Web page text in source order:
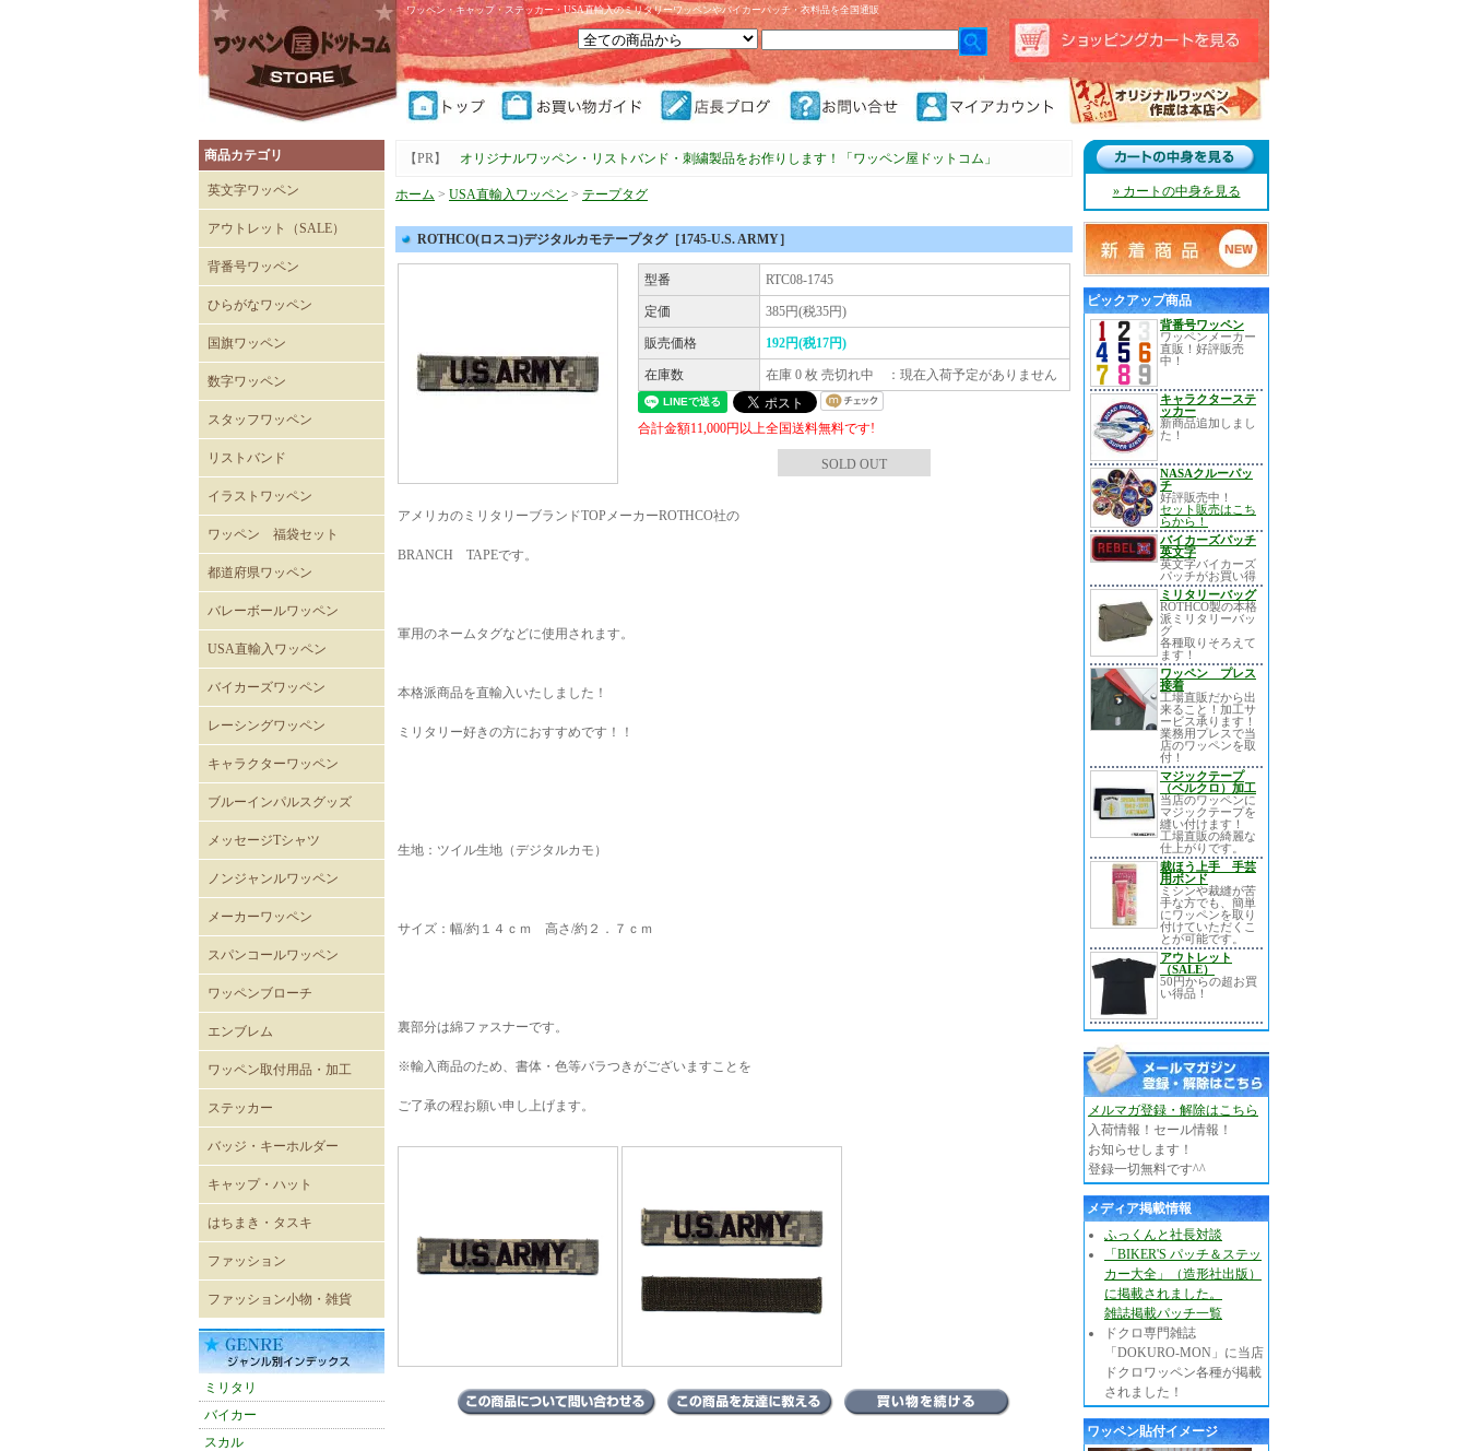
ワッペン・キャップ・ステッカー・USA直輸入のミリタリーワッペンやバイカーパッチ・衣料品を全国通販
商品カテゴリ
英文字ワッペン
アウトレット（SALE）
Tシャツ
キャップ
背番号ワッペン
ひらがなワッペン
国旗ワッペン
数字ワッペン
スタッフワッペン
ン
ン
リストバンド
イラストワッペン
ワッペン 福袋セット
都道府県ワッペン
バレーボールワッペン
バレーボール
USA直輸入ワッペン
ROTHCOミリタリーワッペ
ミリタリーワッペン
階級章ワッペン
テープタグ
スカルワッペン
バイカーワッペン
警察･消防ワッペン
徽章ワッペン
スラングワッペン
国旗ワッペン
アニマルワッペン
バラエティーワッペン
NASAクルーパッチ
バイカーズワッペン
イズ
レーシングワッペン
キャラクターワッペン
スヌーピー
ディズニー
ムーミン
くまのがっこう
ROAD RUNNER ワッペン
CLAY SMITH
FELIX
トムとジェリー
バットマン
スーパーマン
トゥイーティー
スターウォーズ
スパイダーマン
マーベル・コミック
RATFINK
ミッフィー
デッドベア
NHKはなかっぱ
ともだち8にん
カピバラさん
セサミストリート
NHKみいつけた
ウサビッチ
パラッパラッパー
鉄腕アトム
ハッピーツリーフレンズ
ガーフィールド
ブルーインパルスグッズ
メッセージTシャツ
ノンジャンルワッペン
メーカーワッペン
スパンコールワッペン
ワッペンブローチ
エンブレム
既成ワッペン エンブレム
ワッペン取付用品・加工
ステッカー
レーシングステッカー
バイカーステッカー
ミリタリーステッカー
ヴィンテージ風ステッカー
キャラクターステッカー
ウォールステッカー
バッジ・キーホルダー
USA直輸入ピンバッジ
キーホルダー
ジッパープル
キーケース
パスケース
キャップ・ハット
キャップ
ON-FIELD SHAPE〕
はちまき・タスキ
ファッション
無地Tシャツ・タンクトップ
プリントTシャツ
トレーナー・パーカー
ウィンドブレーカー
ジャンパー・コート
ファッション小物・雑貨
雑貨
ネックウォーマー
マグカップ
ミリタリーバッグ他
トートバッグ
バンダナ
タオル
防災グッズ
雑誌
アメリカン雑貨
スマホグッズ
ミリタリ
バイカー
スカル
【PR】 オリジナルワッペン・リストバンド・刺繍製品をお作りします！「ワッペン屋ドットコム」
ホーム > USA直輸入ワッペン > テープタグ
ROTHCO(ロスコ)デジタルカモテープタグ［1745-U.S. ARMY］
型番 RTC08-1745
定価 385円(税35円)
販売価格 192円(税17円)
在庫数 在庫 0 枚 売切れ中 ：現在入荷予定がありません
合計金額11,000円以上全国送料無料です!
SOLD OUT
アメリカのミリタリーブランドTOPメーカーROTHCO社の
BRANCH TAPEです。
軍用のネームタグなどに使用されます。
本格派商品を直輸入いたしました！
ミリタリー好きの方におすすめです！！
生地：ツイル生地（デジタルカモ）
サイズ：幅/約１４ｃｍ 高さ/約２．７ｃｍ
裏部分は綿ファスナーです。
※輸入商品のため、書体・色等バラつきがございますことを
ご了承の程お願い申し上げます。
» カートの中身を見る
ピックアップ商品
背番号ワッペン
ワッペンメーカー
直販！好評販売
中！
キャラクターステ
ッカー
新商品追加しまし
た！
NASAクルーパッ
チ
好評販売中！
セット販売はこち
らから！
バイカーズパッチ
英文字
英文字バイカーズ
パッチがお買い得
ミリタリーバッグ
ROTHCO製の本格
派ミリタリーバッ
グ
各種取りそろえて
ます！
ワッペン プレス
接着
工場直販だから出
来ること！加工サ
ービス承ります！
業務用プレスで当
店のワッペンを取
付！
マジックテープ
（ベルクロ）加工
当店のワッペンに
マジックテープを
縫い付けます！
工場直販の綺麗な
仕上がりです。
裁ほう上手 手芸
用ボンド
ミシンや裁縫が苦
手な方でも、簡単
にワッペンを取り
付けていただくこ
とが可能です。
アウトレット
（SALE）
50円からの超お買
い得品！
メルマガ登録・解除はこちら
入荷情報！セール情報！
お知らせします！
登録一切無料です^^
メディア掲載情報
ふっくんと社長対談
「BIKER'S パッチ＆ステッ
カー大全」（造形社出版）
に掲載されました。
雑誌掲載パッチ一覧
ドクロ専門雑誌
「DOKURO-MON」に当店
ドクロワッペン各種が掲載
されました！
ワッペン貼付イメージ